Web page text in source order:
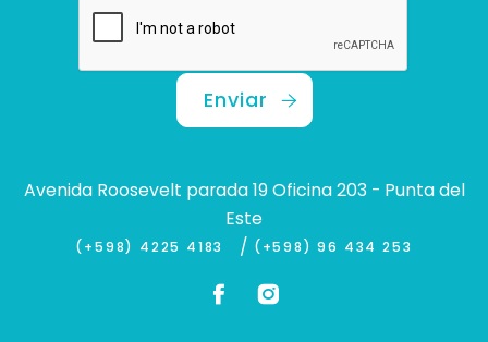
Enviar
Avenida Roosevelt parada 19 Oficina 203 - Punta del
Este
(+598) 4225 4183 / (+598) 96 434 253